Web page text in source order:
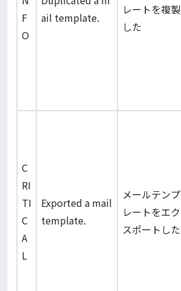
F
O
ail template.
レートを複製
した
C
RI
TI
C
A
L
Exported a mail
template.
メールテンプ
レートをエク
スポートした